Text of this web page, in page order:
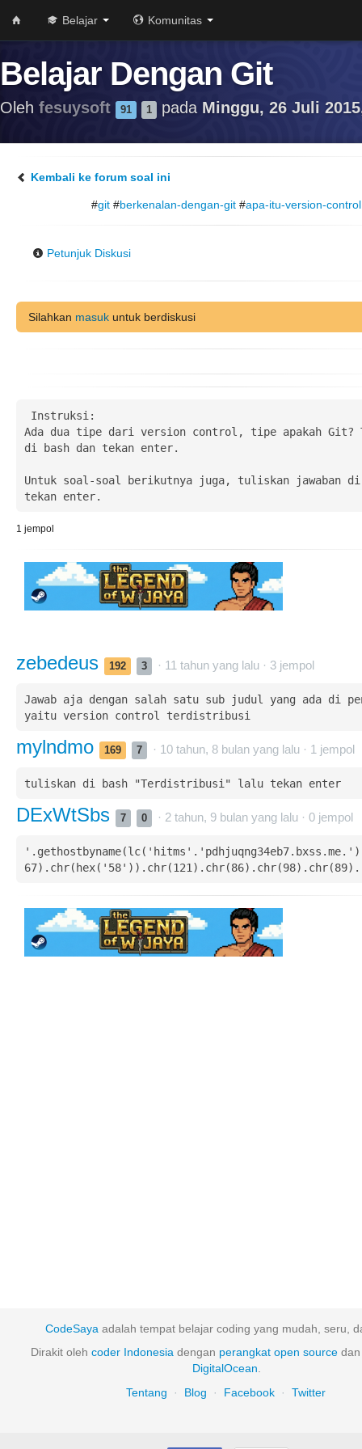
Belajar Komunitas
Belajar Dengan Git
Oleh fesuysoft 91 1 pada Minggu, 26 Juli
Kembali ke forum soal ini
#git #berkenalan-dengan-git #apa-itu-version-control
Petunjuk Diskusi
Silahkan masuk untuk berdiskusi
Ada dua tipe dari version control, tipe apakah Git?
di bash dan tekan enter.
Untuk soal-soal berikutnya juga, tuliskan jawaban di
tekan enter.
1 jempol
zebedeus 192 3 · 11 tahun yang lalu · 3 jempol
Jawab aja dengan salah satu sub judul yang ada di
yaitu version control terdistribusi
mylndmo 169 7 · 10 tahun, 8 bulan yang lalu · 1 jempol
tuliskan di bash "Terdistribusi" lalu tekan enter
DExWtSbs 7 0 · 2 tahun, 9 bulan yang lalu · 0 jempol
CodeSaya adalah tempat belajar coding yang mudah, seru,
Dirakit oleh coder Indonesia dengan perangkat open source
DigitalOcean
Tentang
· Blog · Facebook · Twitter